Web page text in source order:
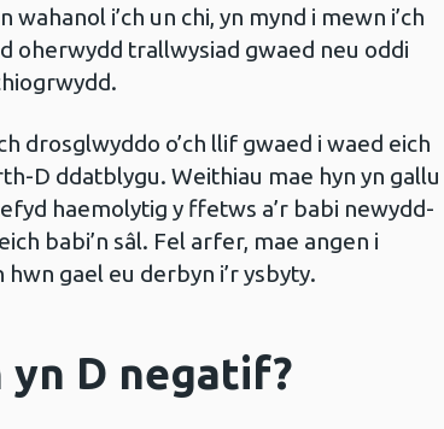
wahanol i’ch un chi, yn mynd i mewn i’ch
oherwydd trallwysiad gwaed neu oddi
drosglwyddo o’ch llif gwaed i waed eich
D ddatblygu. Weithiau mae hyn yn gallu
haemolytig y ffetws a’r babi newydd-
babi’n sâl. Fel arfer, mae angen i
gael eu derbyn i’r ysbyty.
yn D negatif?